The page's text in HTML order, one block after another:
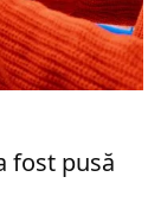
fost pusă